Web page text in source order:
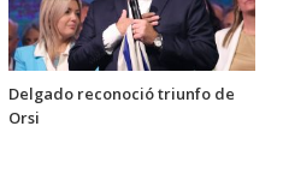
Delgado reconoció triunfo de
Orsi